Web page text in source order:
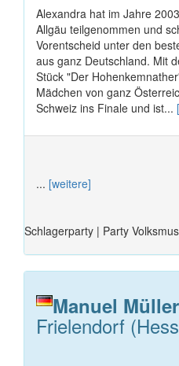
Alexandra hat im Jahre
Allgäu teilgenommen und
Vorentscheid unter den
aus ganz Deutschland. Mit
Stück "Der
Mädchen von ganz
Schweiz ins Finale und ist...
... [weitere]
Schlagerparty | Party
Manuel Müller
Frielendorf